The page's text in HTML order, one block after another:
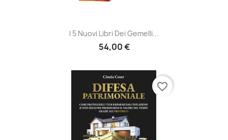
I 5 Nuovi Libri Dei Gemelli...
54,00 €
favorite_border